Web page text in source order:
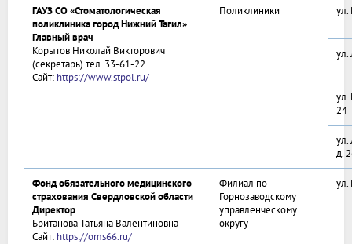
ГАУЗ СО «Стоматологическая
поликлиника город Нижний Тагил»
Главный врач
Корытов Николай Викторович
(секретарь) тел. 33-61-22
Сайт: https://www.stpol.ru/
Поликлиники ул.
ул.
ул.
24
ул.
д.
Фонд обязательного медицинского
страхования Свердловской области
Директор
Британова Татьяна Валентиновна
Сайт: https://oms66.ru/
Филиал по
Горнозаводскому
управленческому
округу
ул.